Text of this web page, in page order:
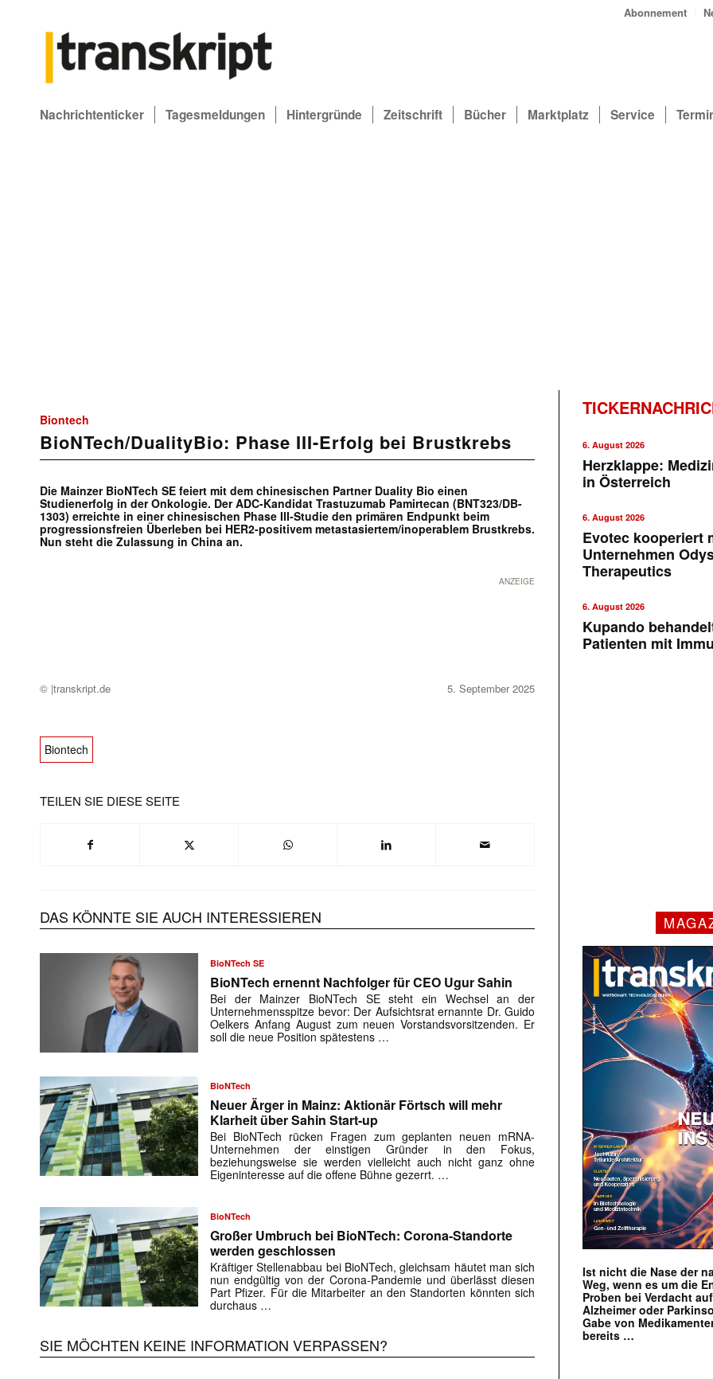
Abonnement
Nachrichtenticker Tagesmeldungen Hintergründe Zeitschrift Bücher Marktplatz Service
Biontech
BioNTech/DualityBio: Phase III-Erfolg bei Brustkrebs
Die Mainzer BioNTech SE feiert mit dem chinesischen Partner Duality Bio einen
Studienerfolg in der Onkologie. Der ADC-Kandidat Trastuzumab Pamirtecan (BNT323/DB-
1303) erreichte in einer chinesischen Phase III-Studie den primären Endpunkt beim
progressionsfreien Überleben bei HER2-positivem metastasiertem/inoperablem Brustkrebs.
Nun steht die Zulassung in China an.
ANZEIGE
© |transkript.de 5. September 2025
Biontech
TEILEN SIE DIESE SEITE
DAS KÖNNTE SIE AUCH INTERESSIEREN
BioNTech SE
BioNTech ernennt Nachfolger für CEO Ugur Sahin
Bei der Mainzer BioNTech SE steht ein Wechsel an der
Unternehmensspitze bevor: Der Aufsichtsrat ernannte Dr. Guido
Oelkers Anfang August zum neuen Vorstandsvorsitzenden. Er
soll die neue Position spätestens …
BioNTech
Neuer Ärger in Mainz: Aktionär Förtsch will mehr
Klarheit über Sahin Start-up
Bei BioNTech rücken Fragen zum geplanten neuen mRNA-
Unternehmen der einstigen Gründer in den Fokus,
beziehungsweise sie werden vielleicht auch nicht ganz ohne
Eigeninteresse auf die offene Bühne gezerrt. …
BioNTech
Großer Umbruch bei BioNTech: Corona-Standorte
werden geschlossen
Kräftiger Stellenabbau bei BioNTech, gleichsam häutet man sich
nun endgültig von der Corona-Pandemie und überlässt diesen
Part Pfizer. Für die Mitarbeiter an den Standorten könnten sich
durchaus …
SIE MÖCHTEN KEINE INFORMATION VERPASSEN?
6. August 2026
Herzklappe:
in Österreich
6. August 2026
Evotec kooperiert
Unternehmen
Therapeutics
6. August 2026
Kupando
Patienten mit
Ist nicht die Nase der
Weg, wenn es um die
Proben bei Verdacht
Alzheimer oder
Gabe von
bereits …